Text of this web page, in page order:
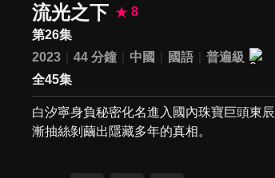
流光之下
8
第26集
2023
44 分鐘 中國 國語
普遍級
全45集
白汐寧身負秘密化名進入國內珠寶巨頭東
漸抽絲剝繭出隱藏多年的真相。